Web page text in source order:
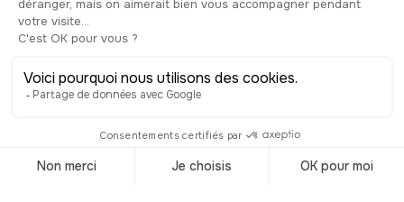
conservation. Lorsque le roi augmenta
la gabelle, le célèbre impôt sur le sel,
moins son beurre. Sauf que les Bretons,
privilégiés, n’eurent pas à souffrir de
cette augmentation, et ils purent donc
savez enfin pourquoi vous allez devoir